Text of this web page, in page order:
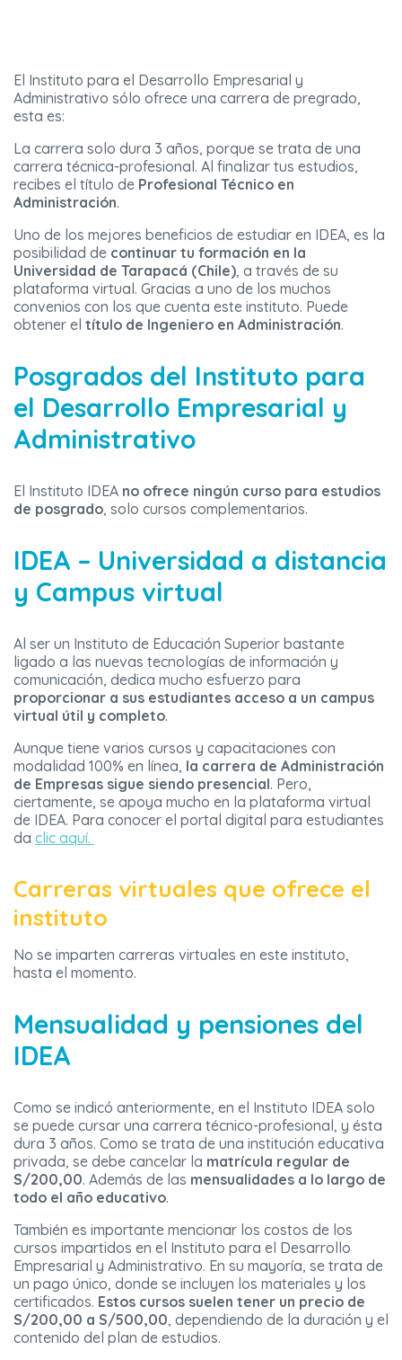
El Instituto para el Desarrollo Empresarial y
Administrativo sólo ofrece una carrera de pregrado,
esta es:
La carrera solo dura 3 años, porque se trata de una
carrera técnica-profesional. Al finalizar tus estudios,
recibes el título de Profesional Técnico en
Administración.
Uno de los mejores beneficios de estudiar en IDEA, es la
posibilidad de continuar tu formación en la
Universidad de Tarapacá (Chile), a través de su
plataforma virtual. Gracias a uno de los muchos
convenios con los que cuenta este instituto. Puede
obtener el título de Ingeniero en Administración.
Posgrados del Instituto para
el Desarrollo Empresarial y
Administrativo
El Instituto IDEA no ofrece ningún curso para estudios
de posgrado, solo cursos complementarios.
IDEA – Universidad a distancia
y Campus virtual
Al ser un Instituto de Educación Superior bastante
ligado a las nuevas tecnologías de información y
comunicación, dedica mucho esfuerzo para
proporcionar a sus estudiantes acceso a un campus
virtual útil y completo.
Aunque tiene varios cursos y capacitaciones con
modalidad 100% en línea, la carrera de Administración
de Empresas sigue siendo presencial. Pero,
ciertamente, se apoya mucho en la plataforma virtual
de IDEA. Para conocer el portal digital para estudiantes
da clic aquí.
Carreras virtuales que ofrece el
instituto
No se imparten carreras virtuales en este instituto,
hasta el momento.
Mensualidad y pensiones del
IDEA
Como se indicó anteriormente, en el Instituto IDEA solo
se puede cursar una carrera técnico-profesional, y ésta
dura 3 años. Como se trata de una institución educativa
privada, se debe cancelar la matrícula regular de
S/200,00. Además de las mensualidades a lo largo de
todo el año educativo.
También es importante mencionar los costos de los
cursos impartidos en el Instituto para el Desarrollo
Empresarial y Administrativo. En su mayoría, se trata de
un pago único, donde se incluyen los materiales y los
certificados. Estos cursos suelen tener un precio de
S/200,00 a S/500,00, dependiendo de la duración y el
contenido del plan de estudios.